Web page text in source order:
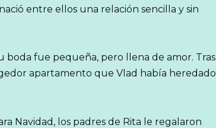
entre ellos una relación sencilla y sin
boda fue pequeña, pero llena de amor. Tras
apartamento que Vlad había heredado
Navidad, los padres de Rita le regalaron